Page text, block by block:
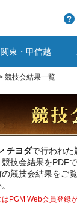
関東・甲信越
競技会結果一覧
チヨダで行われた
技会結果をPDF
競技会結果をご
PGM Web会員登録が